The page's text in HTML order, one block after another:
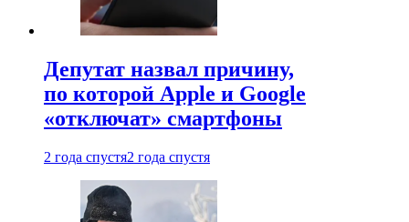
Депутат назвал причину,
по которой Apple и Google
«отключат» смартфоны
2 года спустя2 года спустя